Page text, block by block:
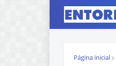
Página inicial